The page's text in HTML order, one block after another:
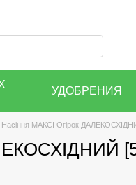
УДОБРЕНИЯ
Насіння МАКСІ Огірок